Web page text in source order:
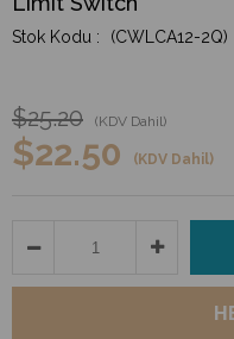
(CWLCA12-2Q)
$25.20 (KDV Dahil)
$22.50 (KDV Dahil)